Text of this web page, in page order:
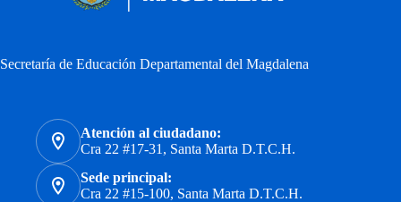
Secretaría de Educación Departamental del Magdalena
Atención al ciudadano:
Cra 22 #17-31, Santa Marta D.T.C.H.
Sede principal:
Cra 22 #15-100, Santa Marta D.T.C.H.